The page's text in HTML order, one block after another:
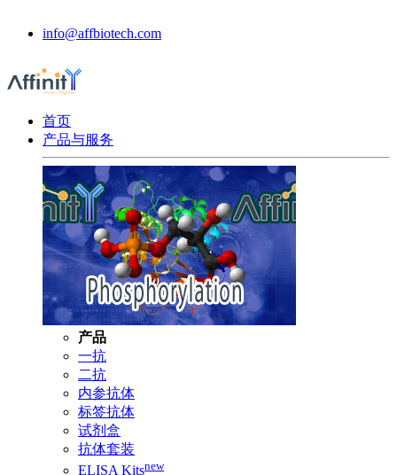
info@affbiotech.com
首页
产品与服务
产品
一抗
二抗
内参抗体
标签抗体
试剂盒
抗体套装
ELISA Kitsnew